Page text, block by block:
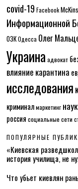
covid-19 Facebook
Информационной
ОЗК Одесса Олег
Украина адвокат
влияние карантина
исследования
криминалмаркетинг
россия социальные сети
ПОПУЛЯРНЫЕ
«Киевская
история училища, не
Что убьет киевлян